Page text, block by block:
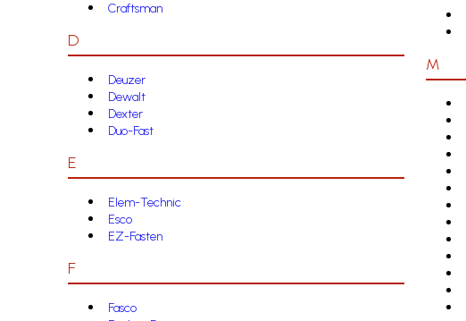
Craftsman
D
Deuzer
Dewalt
Dexter
Duo-Fast
E
Elem-Technic
Esco
EZ-Fasten
F
Fasco
M